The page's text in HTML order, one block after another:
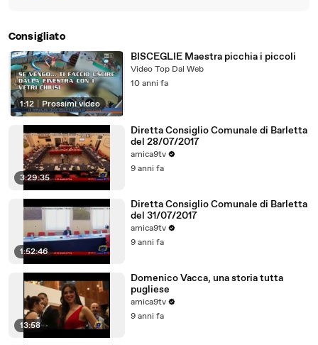
Consigliato
1:12 Prossimi video
BISCEGLIE Maestra picchia i piccoli
Video Top Dal Web
10 anni fa
3:29:35
Diretta Consiglio Comunale di Barletta
del 28/07/2017
amica9tv
9 anni fa
1:52:46
Diretta Consiglio Comunale di Barletta
del 31/07/2017
amica9tv
9 anni fa
13:58
Domenico Vacca, una storia tutta
pugliese
amica9tv
9 anni fa